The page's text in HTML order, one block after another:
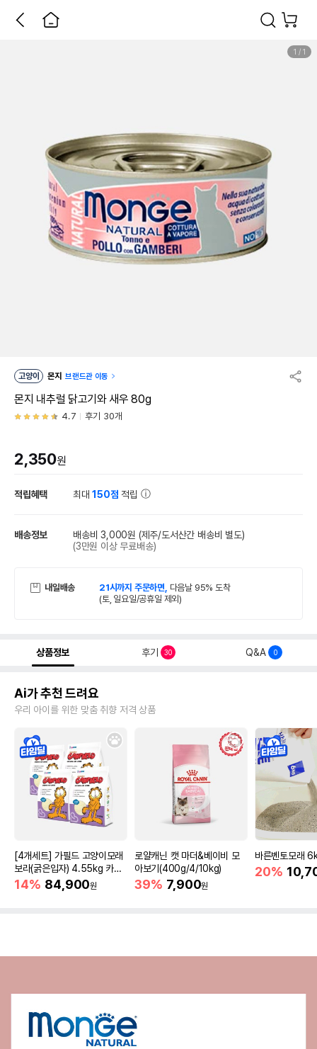
1 / 1
고양이 몬지 브랜드관 이동
몬지 내추럴 닭고기와 새우 80g
4.7 후기 30개
2,350원
적립혜택 최대150점 적립
배송정보 배송비 3,000원 (제주/도서산간 배송비 별도)
(3만원 이상 무료배송)
내일배송 21시까지 주문하면, 다음날 95% 도착
(토, 일요일/공휴일 제외)
상품정보 후기 30 Q&A 0
Ai가 추천 드려요
우리 아이를 위한 맞춤 취향 저격 상품
[4개세트] 가필드 고양이모래
보라(굵은입자) 4.55kg 카사
바모래
14% 84,900원
로얄캐닌 캣 마더&베이비 모
아보기(400g/4/10kg)
39% 7,900원
바른벤토모래
20%